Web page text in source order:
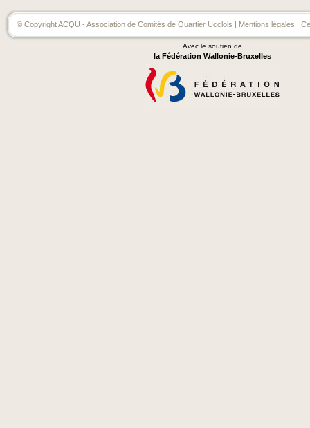
© Copyright ACQU - Association de Comités de Quartier Ucclois | Mentions légales |
Avec le soutien de
la Fédération Wallonie-Bruxelles